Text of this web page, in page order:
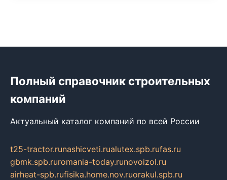
Полный справочник строительных
компаний
Актуальный каталог компаний по всей России
t25-tractor.runashicveti.rualutex.spb.rufas.ru
gbmk.spb.ruromania-today.runovoizol.ru
airheat-spb.rufisika.home.nov.ruorakul.spb.ru